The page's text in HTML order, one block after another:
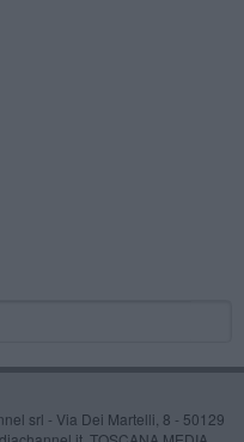
srl - Via Dei Martelli, 8 - 50129